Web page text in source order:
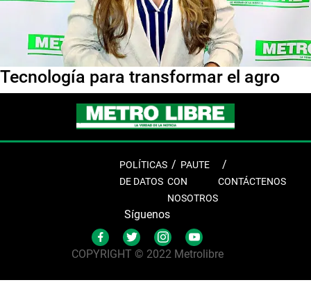
Tecnología para transformar el agro
POLÍTICAS
DE DATOS
PAUTE
CON
NOSOTROS
CONTÁCTENOS
Síguenos
COPYRIGHT © 2022 Metrolibre